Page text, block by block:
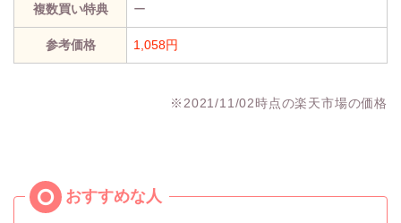
複数買い特典 ー
参考価格 1,058円
※2021/11/02時点の楽天市場の価格